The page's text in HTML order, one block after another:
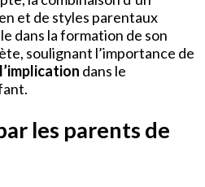
et de styles parentaux
dans la formation de son
soulignant l’importance de
dans le
les parents de